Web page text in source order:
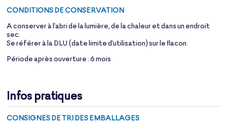
CONDITIONS DE CONSERVATION
A conserver à l'abri de la lumière, de la chaleur et dans un endroit
sec.
Se référer à la DLU (date limite d'utilisation) sur le flacon.
Période après ouverture : 6 mois
Infos pratiques
CONSIGNES DE TRI DES EMBALLAGES